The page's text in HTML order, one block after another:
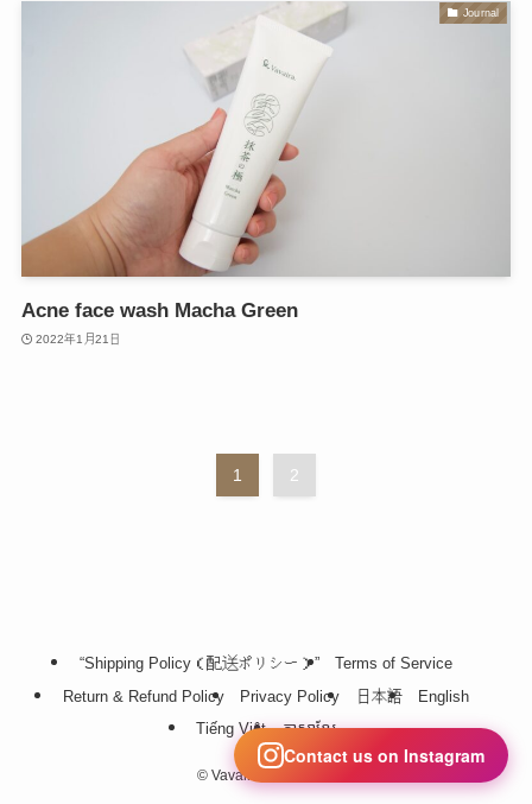
Journal
Acne face wash Macha Green
2022年1月21日
1 2
“Shipping Policy（配送ポリシー）”
Terms of Service
Return & Refund Policy
Privacy Policy 日本語
English
Tiếng Việt
ភាសាខ្មែរ
© Vavaira Cosmetics.
Contact us on Instagram